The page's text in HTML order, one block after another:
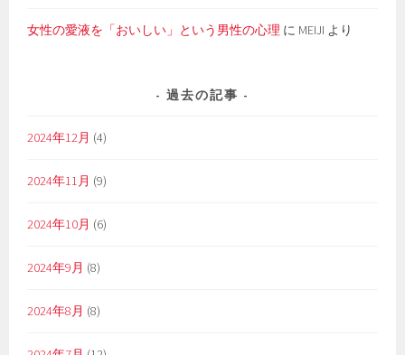
女性の愛液を「おいしい」という男性の心理 に MEIJI より
過去の記事
2024年12月 (4)
2024年11月 (9)
2024年10月 (6)
2024年9月 (8)
2024年8月 (8)